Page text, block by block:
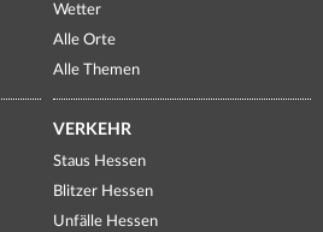
Wetter
Alle Orte
Alle Themen
VERKEHR
Staus Hessen
Blitzer Hessen
Unfälle Hessen